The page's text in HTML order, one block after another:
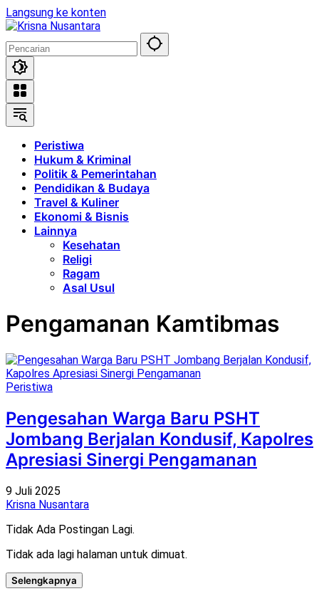
Langsung ke konten
Peristiwa
Hukum & Kriminal
Politik & Pemerintahan
Pendidikan & Budaya
Travel & Kuliner
Ekonomi & Bisnis
Lainnya
Kesehatan
Religi
Ragam
Asal Usul
Pengamanan Kamtibmas
Peristiwa
Pengesahan Warga Baru PSHT
Jombang Berjalan Kondusif, Kapolres
Apresiasi Sinergi Pengamanan
9 Juli 2025
Krisna Nusantara
Tidak Ada Postingan Lagi.
Tidak ada lagi halaman untuk dimuat.
Selengkapnya